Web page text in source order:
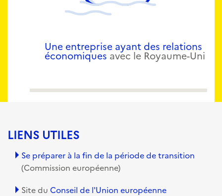
Une entreprise ayant des relations
économiques avec le Royaume-Uni
LIENS UTILES
Se préparer à la fin de la période de transition
(Commission européenne)
Site du Conseil de l'Union européenne